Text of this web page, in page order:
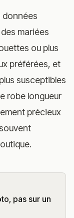
données
mariées
ou plus
préférées, et
susceptibles
robe longueur
précieux
pas sur un